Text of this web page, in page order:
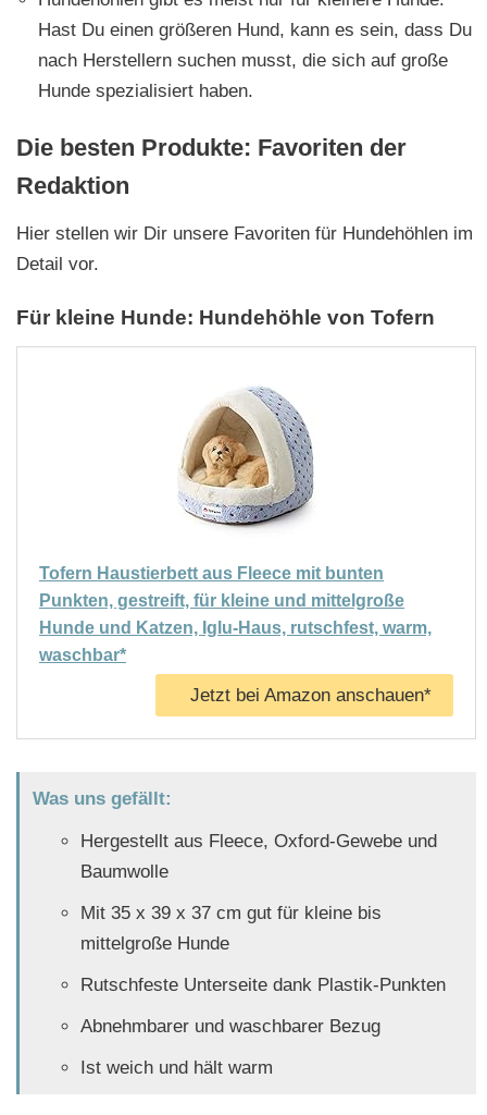
Hast Du einen größeren Hund, kann es sein, dass Du
nach Herstellern suchen musst, die sich auf große
Hunde spezialisiert haben.
Die besten Produkte: Favoriten der
Redaktion
Hier stellen wir Dir unsere Favoriten für Hundehöhlen im
Detail vor.
Für kleine Hunde: Hundehöhle von Tofern
Tofern Haustierbett aus Fleece mit bunten
Punkten, gestreift, für kleine und mittelgroße
Hunde und Katzen, Iglu-Haus, rutschfest, warm,
waschbar*
Jetzt bei Amazon anschauen*
Was uns gefällt:
Hergestellt aus Fleece, Oxford-Gewebe und
Baumwolle
Mit 35 x 39 x 37 cm gut für kleine bis
mittelgroße Hunde
Rutschfeste Unterseite dank Plastik-Punkten
Abnehmbarer und waschbarer Bezug
Ist weich und hält warm